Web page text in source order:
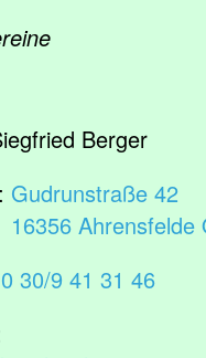
Berger
Gudrunstraße 42
16356 Ahrensfelde
0 30/9 41 31 46